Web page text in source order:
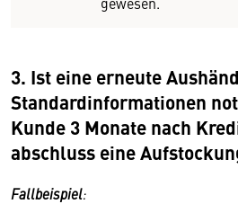
3. Ist eine erneute
Standardinformationen
Kunde 3 Monate nach
abschluss eine
Fallbeispiel: